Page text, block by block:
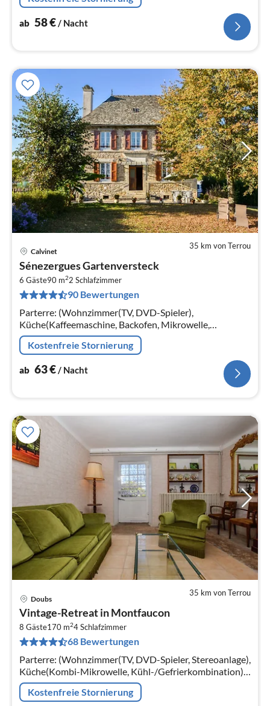
ab 58€ / Nacht
35 km von Terrou
Calvinet
Sénezergues Gartenversteck
6 Gäste90 m22 Schlafzimmer
90 Bewertungen
Parterre: (Wohnzimmer(TV, DVD-Spieler),
Küche(Kaffeemaschine, Backofen, Mikrowelle,
Spülmaschine, Kühl-/Gefrierkombination), Toilette) In
der 1.
Kostenfreie Stornierung
ab 63€/ Nacht
35 km von Terrou
Doubs
Vintage-Retreat in Montfaucon
8 Gäste170 m24Schlafzimmer
68 Bewertungen
Parterre: (Wohnzimmer(TV, DVD-Spieler, Stereoanlage),
Küche(Kombi-Mikrowelle, Kühl-/Gefrierkombination),
Schlafzimmer(Doppelbett), Badezimmer(Dusche),
Toilette) In der 1.
Kostenfreie Stornierung